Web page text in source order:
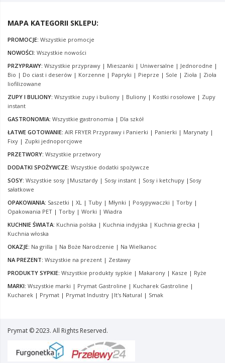
MAPA KATEGORII SKLEPU:
PROMOCJE: Wszystkie promocje
NOWOŚCI: Wszystkie nowości
PRZYPRAWY: Wszystkie przyprawy | Mieszanki | Uniwersalne | Jednorodne |
Bio | Do ciast i deserów | Korzenne | Papryki | Pieprze | Sole | Zioła | Zioła
liofilizowane
ZUPY I BULIONY: Wszystkie zupy i buliony | Buliony | Kostki rosołowe | Zupy
instant
GASTRONOMIA: Wszystkie gastronomia | Dla szkół
ŁATWE GOTOWANIE: AIR FRYER Przyprawy i Panierki | Panierki | Marynaty |
Fixy | Zupki jednoporcjowe
PRZETWORY: Wszystkie przetwory
DODATKI SPOŻYWCZE: Wszystkie dodatki spożywcze
SOSY: Wszystkie sosy | Musztardy | Sosy instant | Sosy i ketchupy | Sosy
sałatkowe
OPAKOWANIA: Saszetki | XL | Tuby | Młynki | Posypywaczki | Torby |
Opakowania PET | Torby | Worki | Wiadra
KUCHNIE ŚWIATA: Kuchnia polska | Kuchnia indyjska | Kuchnia grecka |
Kuchnia włoska
OKAZJE: Na grilla | Na Boże Narodzenie | Na Wielkanoc
NA PREZENT: Wszystkie na prezent | Zestawy
PRODUKTY SYPKIE: Wszystkie produkty sypkie | Makarony | Kasze | Ryże
MARKI: Wszystkie marki | Prymat Gastroline | Kucharek Gastroline |
Kucharek | Prymat | Prymat Industry | It's Natural | Smak
Prymat © 2023. All Rights Reserved.